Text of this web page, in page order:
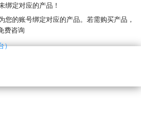
）
绑定对应的产品！
您的账号绑定对应的产品。若需购买产品，
费咨询